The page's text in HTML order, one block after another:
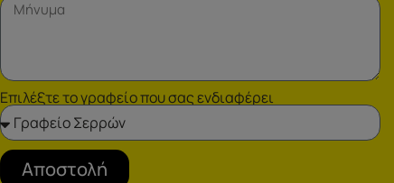
Επιλέξτε το γραφείο που σας ενδιαφέρει
Αποστολή